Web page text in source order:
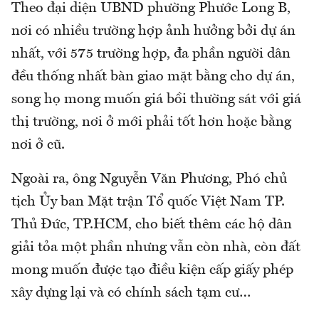
Theo đại diện UBND phường Phước Long B,
nơi có nhiều trường hợp ảnh hưởng bởi dự án
nhất, với 575 trường hợp, đa phần người dân
đều thống nhất bàn giao mặt bằng cho dự án,
song họ mong muốn giá bồi thường sát với giá
thị trường, nơi ở mới phải tốt hơn hoặc bằng
nơi ở cũ.
Ngoài ra, ông Nguyễn Văn Phương, Phó chủ
tịch Ủy ban Mặt trận Tổ quốc Việt Nam TP.
Thủ Đức, TP.HCM, cho biết thêm các hộ dân
giải tỏa một phần nhưng vẫn còn nhà, còn đất
mong muốn được tạo điều kiện cấp giấy phép
xây dựng lại và có chính sách tạm cư…